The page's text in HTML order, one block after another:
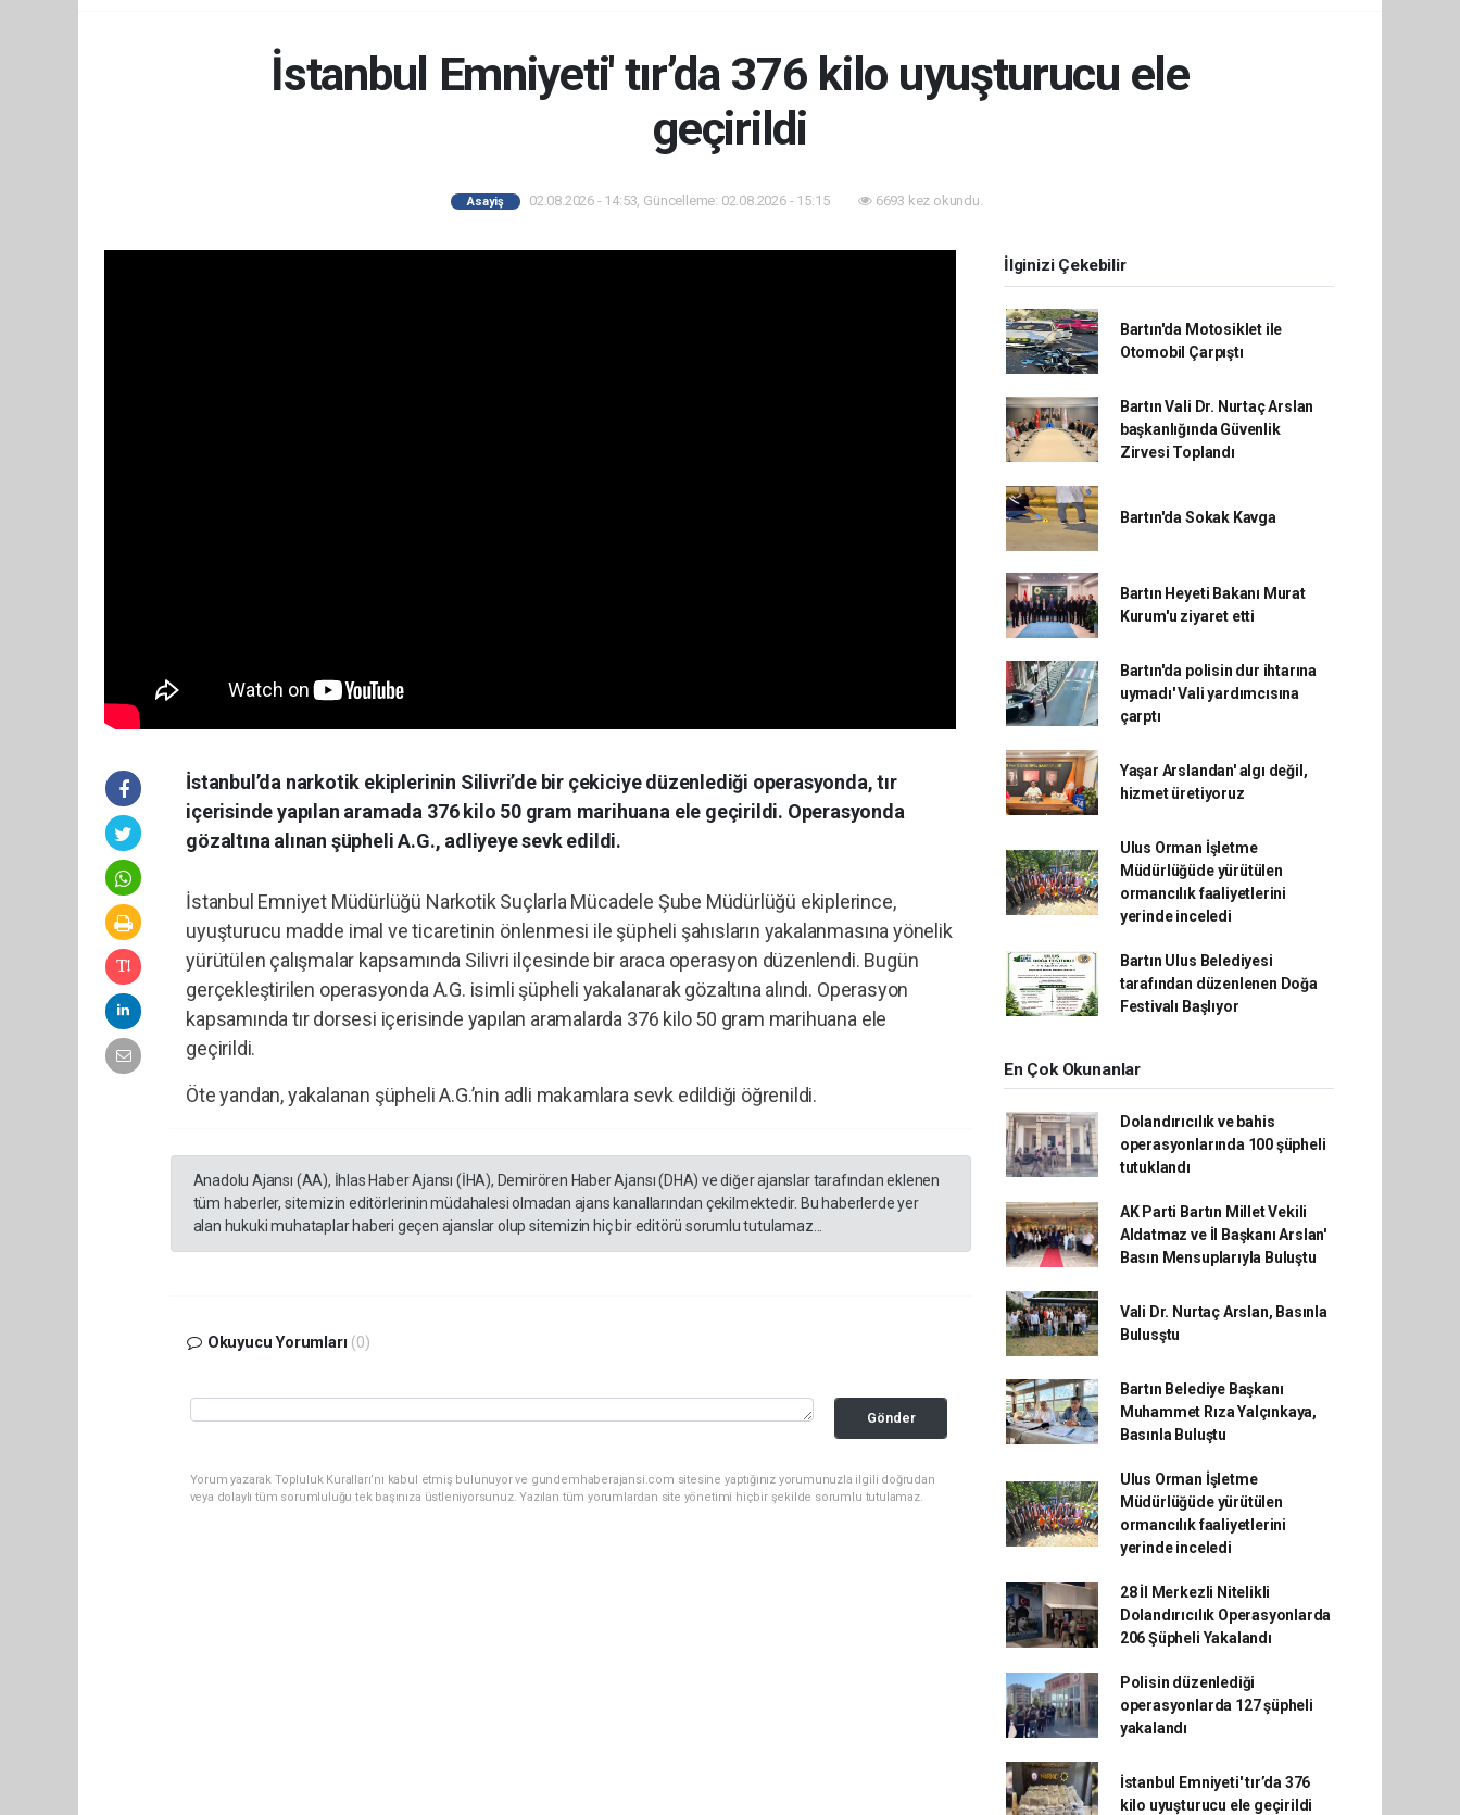
İstanbul Emniyeti' tır’da 376 kilo uyuşturucu ele
geçirildi
Asayiş 02.08.2026 - 14:53, Güncelleme: 02.08.2026 - 15:15 6693 kez okundu.
İstanbul’da narkotik ekiplerinin Silivri’de bir çekiciye düzenlediği operasyonda, tır
içerisinde yapılan aramada 376 kilo 50 gram marihuana ele geçirildi. Operasyonda
gözaltına alınan şüpheli A.G., adliyeye sevk edildi.
İstanbul Emniyet Müdürlüğü Narkotik Suçlarla Mücadele Şube Müdürlüğü ekiplerince,
uyuşturucu madde imal ve ticaretinin önlenmesi ile şüpheli şahısların yakalanmasına yönelik
yürütülen çalışmalar kapsamında Silivri ilçesinde bir araca operasyon düzenlendi. Bugün
gerçekleştirilen operasyonda A.G. isimli şüpheli yakalanarak gözaltına alındı. Operasyon
kapsamında tır dorsesi içerisinde yapılan aramalarda 376 kilo 50 gram marihuana ele
geçirildi.
Öte yandan, yakalanan şüpheli A.G.’nin adli makamlara sevk edildiği öğrenildi.
Anadolu Ajansı (AA), İhlas Haber Ajansı (İHA), Demirören Haber Ajansı (DHA) ve diğer ajanslar tarafından eklenen
tüm haberler, sitemizin editörlerinin müdahalesi olmadan ajans kanallarından çekilmektedir. Bu haberlerde yer
alan hukuki muhataplar haberi geçen ajanslar olup sitemizin hiç bir editörü sorumlu tutulamaz...
Okuyucu Yorumları (0)
Gönder
Yorum yazarak Topluluk Kuralları’nı kabul etmiş bulunuyor ve gundemhaberajansi.com sitesine yaptığınız yorumunuzla ilgili doğrudan
veya dolaylı tüm sorumluluğu tek başınıza üstleniyorsunuz. Yazılan tüm yorumlardan site yönetimi hiçbir şekilde sorumlu tutulamaz.
İlginizi Çekebilir
Bartın'da Motosiklet ile
Otomobil Çarpıştı
Bartın Vali Dr. Nurtaç Arslan
başkanlığında Güvenlik
Zirvesi Toplandı
Bartın'da Sokak Kavga
Bartın Heyeti Bakanı Murat
Kurum'u ziyaret etti
Bartın'da polisin dur ihtarına
uymadı' Vali yardımcısına
çarptı
Yaşar Arslandan' algı değil,
hizmet üretiyoruz
Ulus Orman İşletme
Müdürlüğüde yürütülen
ormancılık faaliyetlerini
yerinde inceledi
Bartın Ulus Belediyesi
tarafından düzenlenen Doğa
Festivalı Başlıyor
En Çok Okunanlar
Dolandırıcılık ve bahis
operasyonlarında 100 şüpheli
tutuklandı
AK Parti Bartın Millet Vekili
Aldatmaz ve İl Başkanı Arslan'
Basın Mensuplarıyla Buluştu
Vali Dr. Nurtaç Arslan, Basınla
Bulusştu
Bartın Belediye Başkanı
Muhammet Rıza Yalçınkaya,
Basınla Buluştu
Ulus Orman İşletme
Müdürlüğüde yürütülen
ormancılık faaliyetlerini
yerinde inceledi
28 İl Merkezli Nitelikli
Dolandırıcılık Operasyonlarda
206 Şüpheli Yakalandı
Polisin düzenlediği
operasyonlarda 127 şüpheli
yakalandı
İstanbul Emniyeti' tır’da 376
kilo uyuşturucu ele geçirildi